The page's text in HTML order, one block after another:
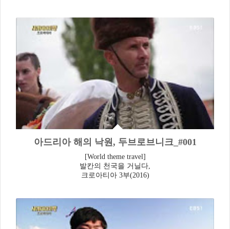
아드리아 해의 낙원, 두브로브니크_#001
[World theme travel]
발칸의 천국을 거닐다,
크로아티아 3부(2016)